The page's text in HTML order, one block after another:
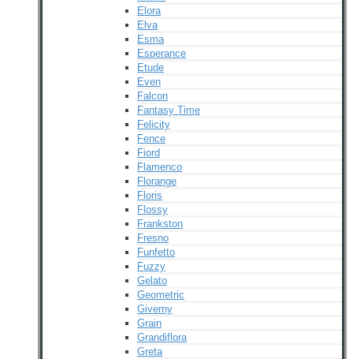
Elora
Elva
Esma
Esperance
Etude
Even
Falcon
Fantasy Time
Felicity
Fence
Fiord
Flamenco
Florange
Floris
Flossy
Frankston
Fresno
Funfetto
Fuzzy
Gelato
Geometric
Giverny
Grain
Grandiflora
Greta